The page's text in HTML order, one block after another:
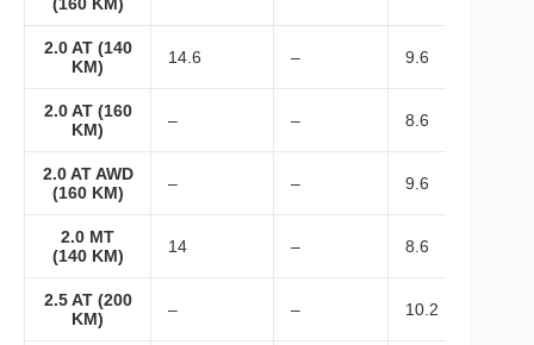
(160 KM)
2.0 AT (140
KM)
14.6 – 9.6
2.0 AT (160
KM)
– – 8.6
2.0 AT AWD
(160 KM)
– – 9.6
2.0 MT
(140 KM)
14 – 8.6
2.5 AT (200
KM)
– – 10.2